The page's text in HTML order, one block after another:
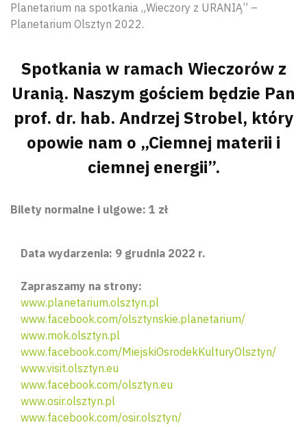
Planetarium na spotkania „Wieczory z URANIĄ” –
Planetarium Olsztyn 2022.
Spotkania w ramach Wieczorów z
Uranią. Naszym gościem będzie Pan
prof. dr. hab. Andrzej Strobel, który
opowie nam o „Ciemnej materii i
ciemnej energii”.
Bilety normalne i ulgowe: 1 zł
Data wydarzenia: 9 grudnia 2022 r.
Zapraszamy na strony:
www.planetarium.olsztyn.pl
www.facebook.com/olsztynskie.planetarium/
www.mok.olsztyn.pl
www.facebook.com/MiejskiOsrodekKulturyOlsztyn/
www.visit.olsztyn.eu
www.facebook.com/olsztyn.eu
www.osir.olsztyn.pl
www.facebook.com/osir.olsztyn/